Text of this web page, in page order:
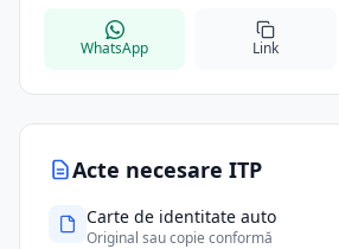
Acte necesare ITP
Carte de identitate auto
Original sau copie conformă
WhatsApp Link